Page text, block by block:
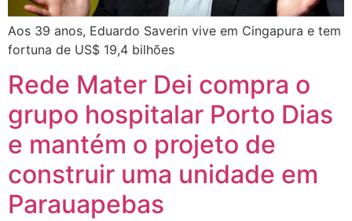
Aos 39 anos, Eduardo Saverin vive em Cingapura e tem
fortuna de US$ 19,4 bilhões
Rede Mater Dei compra o
grupo hospitalar Porto Dias
e mantém o projeto de
construir uma unidade em
Parauapebas